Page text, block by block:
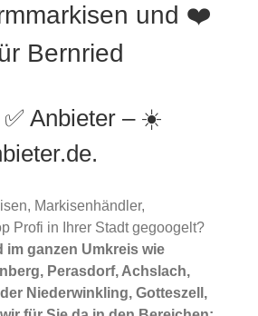
und ❤️
Bernried
Anbieter – ☀️
Markisenhändler,
Profi in Ihrer Stadt gegoogelt?
im ganzen Umkreis wie
Perasdorf, Achslach,
Niederwinkling, Gotteszell,